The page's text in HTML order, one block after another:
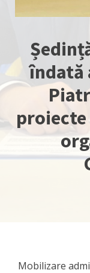
îndată
Mobilizare